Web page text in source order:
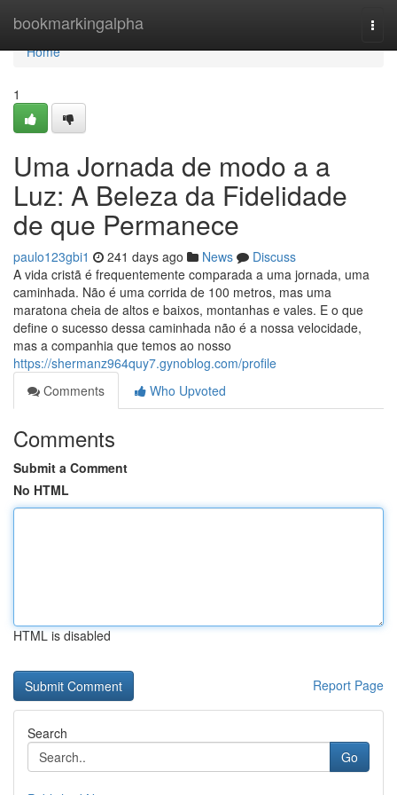
bookmarkingalpha
Home
Home
1
Uma Jornada de modo a a
Luz: A Beleza da Fidelidade
de que Permanece
paulo123gbi1 241 days ago News
Discuss
A vida cristã é frequentemente comparada a uma jornada, uma
caminhada. Não é uma corrida de 100 metros, mas uma
maratona cheia de altos e baixos, montanhas e vales. E o que
define o sucesso dessa caminhada não é a nossa velocidade,
mas a companhia que temos ao nosso
https://shermanz964quy7.gynoblog.com/profile
Comments
Who Upvoted
Comments
Submit a Comment
No HTML
HTML is disabled
Report Page
Search
Go